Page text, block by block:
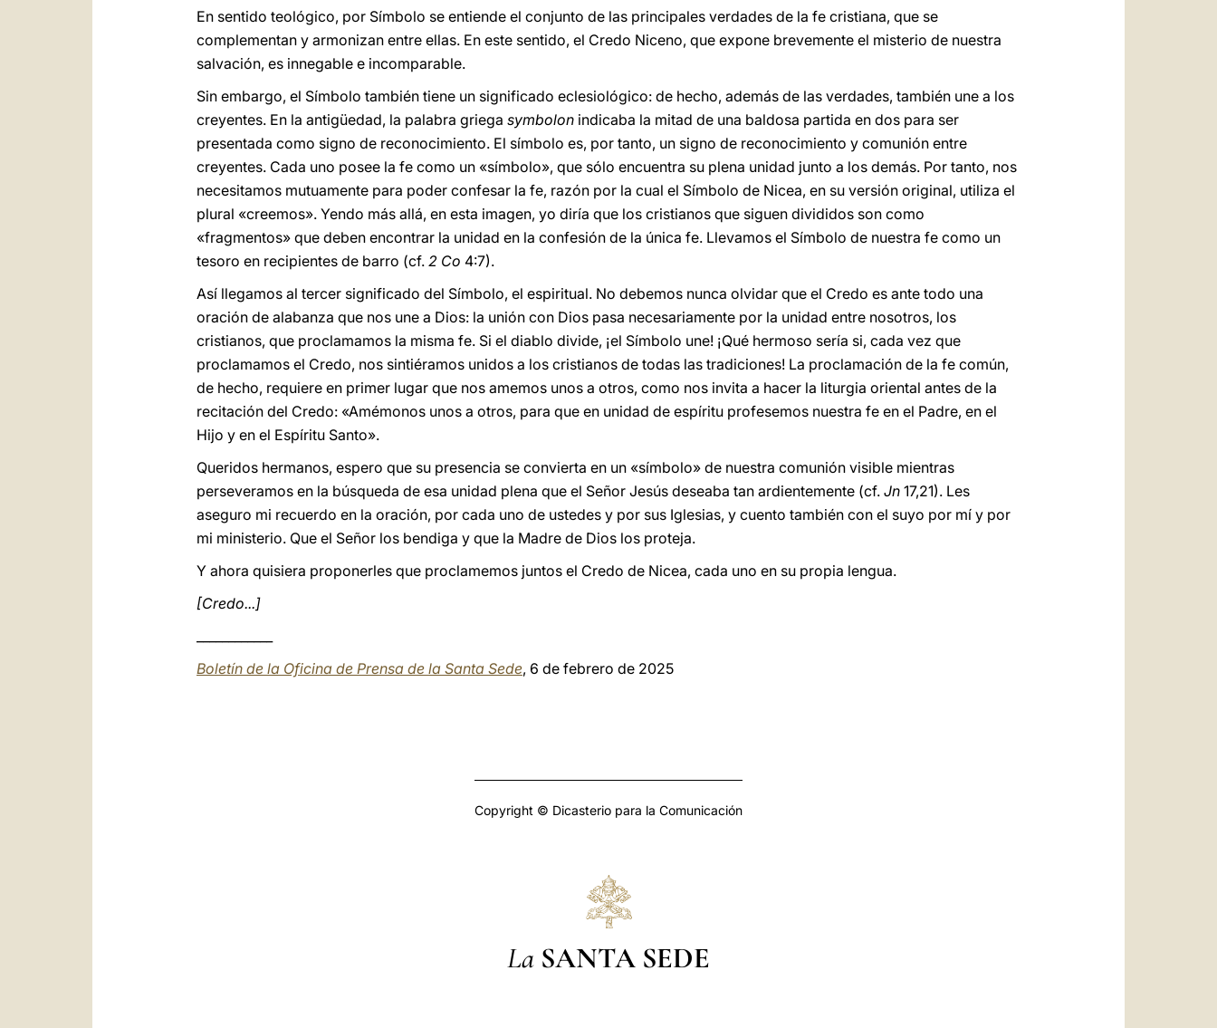
En sentido teológico, por Símbolo se entiende el conjunto de las principales verdades de la fe cristiana, que se
complementan y armonizan entre ellas. En este sentido, el Credo Niceno, que expone brevemente el misterio de nuestra
salvación, es innegable e incomparable.
Sin embargo, el Símbolo también tiene un significado eclesiológico: de hecho, además de las verdades, también une a los
creyentes. En la antigüedad, la palabra griega symbolon indicaba la mitad de una baldosa partida en dos para ser
presentada como signo de reconocimiento. El símbolo es, por tanto, un signo de reconocimiento y comunión entre
creyentes. Cada uno posee la fe como un «símbolo», que sólo encuentra su plena unidad junto a los demás. Por tanto, nos
necesitamos mutuamente para poder confesar la fe, razón por la cual el Símbolo de Nicea, en su versión original, utiliza el
plural «creemos». Yendo más allá, en esta imagen, yo diría que los cristianos que siguen divididos son como
«fragmentos» que deben encontrar la unidad en la confesión de la única fe. Llevamos el Símbolo de nuestra fe como un
tesoro en recipientes de barro (cf. 2 Co 4:7).
Así llegamos al tercer significado del Símbolo, el espiritual. No debemos nunca olvidar que el Credo es ante todo una
oración de alabanza que nos une a Dios: la unión con Dios pasa necesariamente por la unidad entre nosotros, los
cristianos, que proclamamos la misma fe. Si el diablo divide, ¡el Símbolo une! ¡Qué hermoso sería si, cada vez que
proclamamos el Credo, nos sintiéramos unidos a los cristianos de todas las tradiciones! La proclamación de la fe común,
de hecho, requiere en primer lugar que nos amemos unos a otros, como nos invita a hacer la liturgia oriental antes de la
recitación del Credo: «Amémonos unos a otros, para que en unidad de espíritu profesemos nuestra fe en el Padre, en el
Hijo y en el Espíritu Santo».
Queridos hermanos, espero que su presencia se convierta en un «símbolo» de nuestra comunión visible mientras
perseveramos en la búsqueda de esa unidad plena que el Señor Jesús deseaba tan ardientemente (cf. Jn 17,21). Les
aseguro mi recuerdo en la oración, por cada uno de ustedes y por sus Iglesias, y cuento también con el suyo por mí y por
mi ministerio. Que el Señor los bendiga y que la Madre de Dios los proteja.
Y ahora quisiera proponerles que proclamemos juntos el Credo de Nicea, cada uno en su propia lengua.
[Credo...]
Boletín de la Oficina de Prensa de la Santa Sede, 6 de febrero de 2025
Copyright © Dicasterio para la Comunicación
La SANTA SEDE